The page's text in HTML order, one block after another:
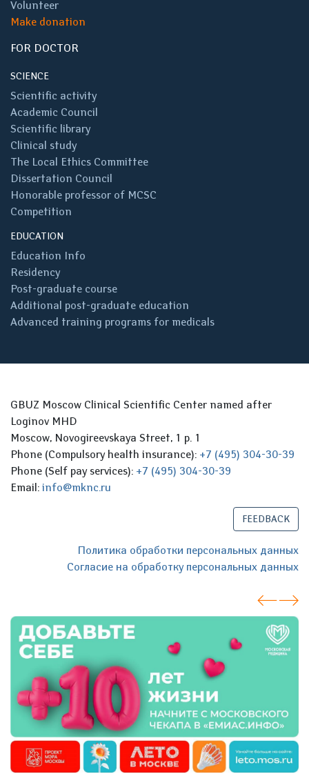
Volunteer
Make donation
FOR DOCTOR
SCIENCE
Scientific activity
Academic Council
Scientific library
Clinical study
The Local Ethics Committee
Dissertation Council
Honorable professor of MCSC
Competition
EDUCATION
Education Info
Residency
Post-graduate course
Additional post-graduate education
Advanced training programs for medicals
GBUZ Moscow Clinical Scientific Center named after
Loginov MHD
Moscow, Novogireevskaya Street, 1 p. 1
Phone (Compulsory health insurance): +7 (495) 304-30-39
Phone (Self pay services): +7 (495) 304-30-39
Email: info@mknc.ru
FEEDBACK
Политика обработки персональных данных
Согласие на обработку персональных данных